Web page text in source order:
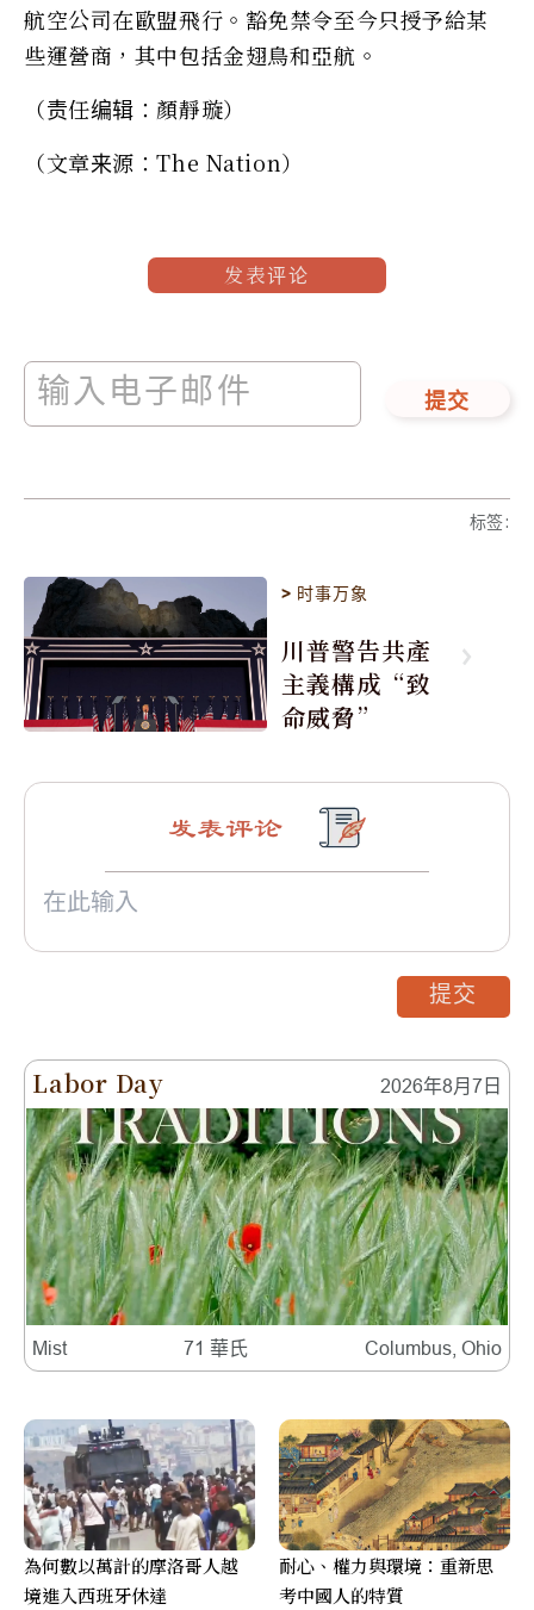
航空公司在歐盟飛行。豁免禁令至今只授予給某
些運營商，其中包括金翅鳥和亞航。
（责任编辑：顏靜璇）
（文章来源：The Nation）
发表评论
提交
标签:
> 时事万象
川普警告共產
主義構成“致
命威脅”
Labor Day 2026年8月7日
Mist 71 華氏 Columbus, Ohio
发表评论
提交
為何數以萬計的摩洛哥人越
境進入西班牙休達
耐心、權力與環境：重新思
考中國人的特質